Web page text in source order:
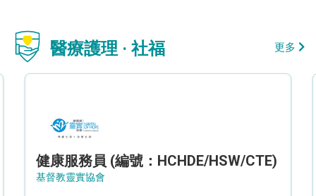
醫療護理 · 社福 更多
健康服務員 (編號：HCHDE/HSW/CTE)
基督教靈實協會